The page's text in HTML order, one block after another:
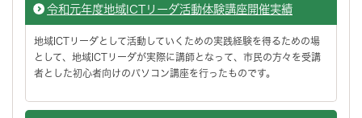
令和元年度地域ICTリーダ活動体験講座開催実績
地域ICTリーダとして活動していくための実践経験を得るための場
として、地域ICTリーダが実際に講師となって、市民の方々を受講
者とした初心者向けのパソコン講座を行ったものです。